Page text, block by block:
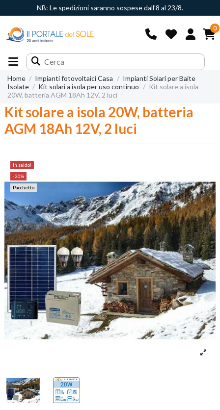
NB: Le spedizioni saranno sospese dall'8 al 23/8.
0
Home Impianti fotovoltaici Casa
Impianti Solari per Baite
Isolate
Kit solari a isola per uso continuo
Kit solare a isola
20W, batteria AGM 18Ah 12V, 2 luci
Kit solare a isola 20W, batteria
AGM 18Ah 12V, 2 luci
In saldo!
-20%
Pacchetto